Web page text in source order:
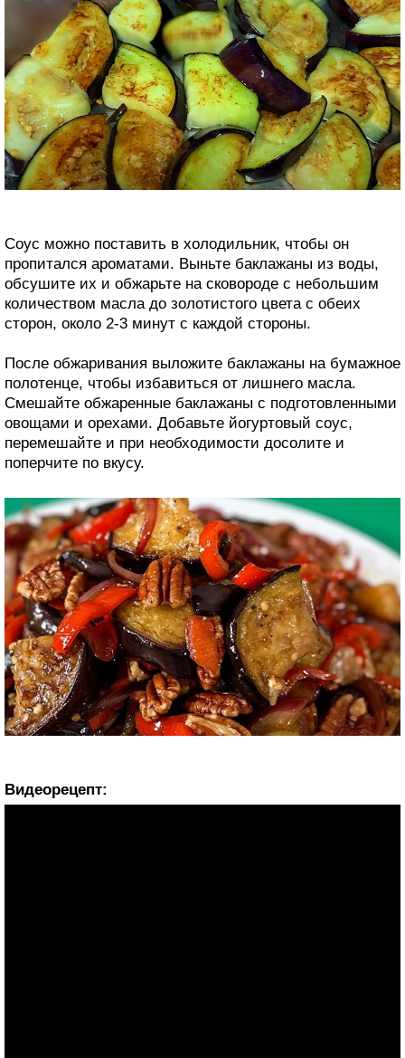
Соус можно поставить в холодильник, чтобы он
пропитался ароматами. Выньте баклажаны из воды,
обсушите их и обжарьте на сковороде с небольшим
количеством масла до золотистого цвета с обеих
сторон, около 2-3 минут с каждой стороны.
После обжаривания выложите баклажаны на бумажное
полотенце, чтобы избавиться от лишнего масла.
Смешайте обжаренные баклажаны с подготовленными
овощами и орехами. Добавьте йогуртовый соус,
перемешайте и при необходимости досолите и
поперчите по вкусу.
Видеорецепт: